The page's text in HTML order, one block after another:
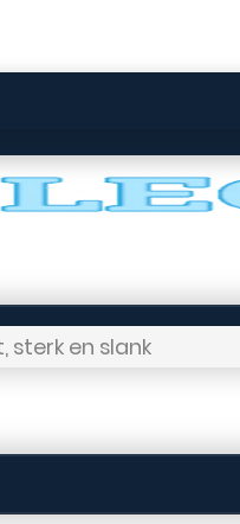
sterk en slank